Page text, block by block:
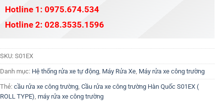
Hotline 1: 0975.674.534
Hotline 2: 028.3535.1596
SKU: S01EX
Danh mục: Hệ thống rửa xe tự động, Máy Rửa Xe, Máy rửa xe công trường
Thẻ: cầu rửa xe công trường, Cầu rửa xe công trường Hàn Quốc S01EX (
ROLL TYPE), máy rửa xe công trường